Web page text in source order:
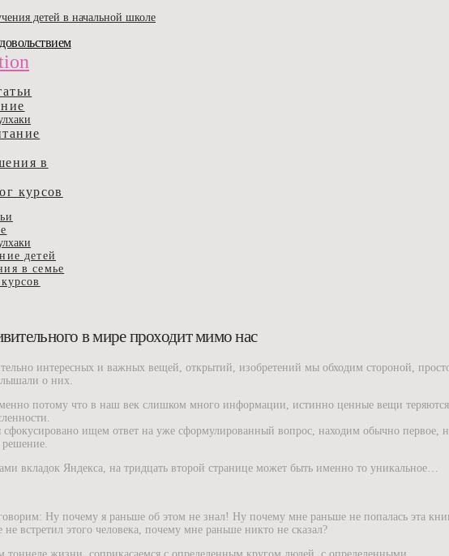
детей в начальной школе
в
курсов
детей
в семье
в мире проходит мимо нас
интересных и важных вещей, открытий, изобретений мы обходим стороной,
о них.
потому что в наш век слишком много информации, истинно ценные вещи
сфокусировано ищем ответ на уже сформулированный вопрос, находим обычно первое,
вкладок Яндекса, на тридцать второй странице может быть именно то уникальное…
Ну почему я раньше об этом не знал! Ну почему мне раньше не попалась эта
встретил этого человека, почему мне раньше никто не сказал?